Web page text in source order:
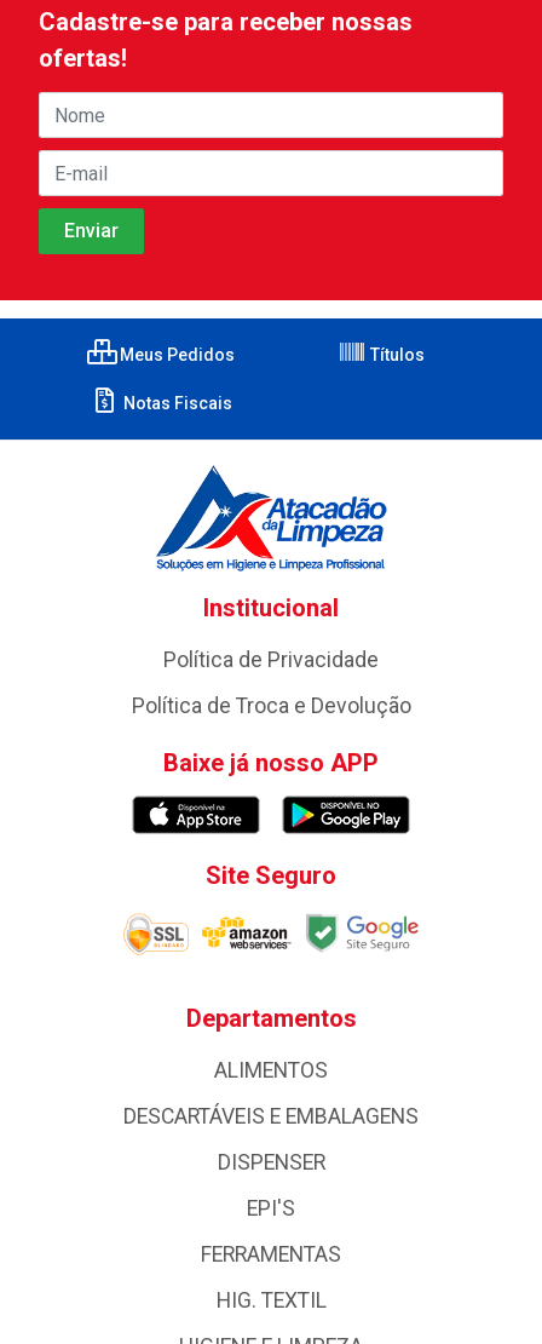
Cadastre-se para receber nossas
ofertas!
Meus Pedidos Títulos
Notas Fiscais
Institucional
Política de Privacidade
Política de Troca e Devolução
Baixe já nosso APP
Site Seguro
Departamentos
ALIMENTOS
DESCARTÁVEIS E EMBALAGENS
DISPENSER
EPI'S
FERRAMENTAS
HIG. TEXTIL